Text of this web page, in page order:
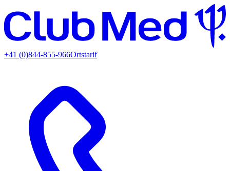
+41 (0)844-855-966Ortstarif